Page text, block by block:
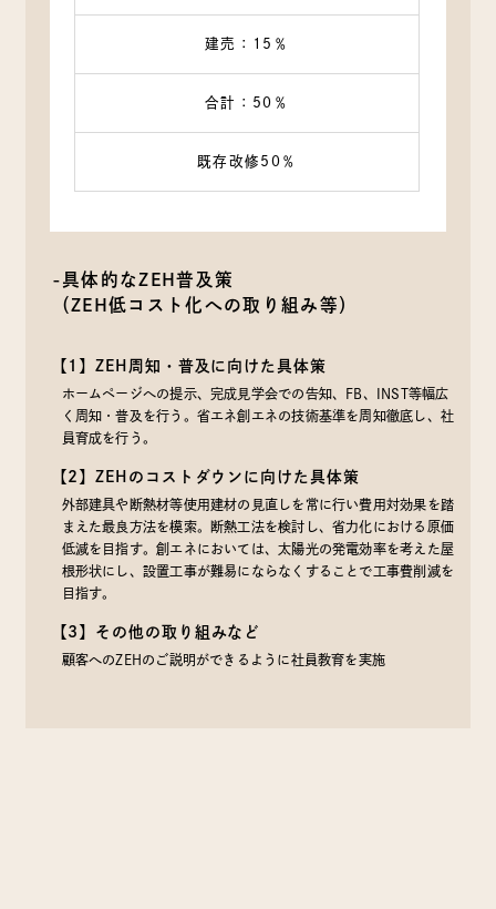
建売：15％
合計：50％
既存改修50％
-具体的なZEH普及策
（ZEH低コスト化への取り組み等）
【1】ZEH周知・普及に向けた具体策
ホームページへの提示、完成見学会での告知、FB、INST等幅広
く周知・普及を行う。省エネ創エネの技術基準を周知徹底し、社
員育成を行う。
【2】ZEHのコストダウンに向けた具体策
外部建具や断熱材等使用建材の見直しを常に行い費用対効果を踏
まえた最良方法を模索。断熱工法を検討し、省力化における原価
低減を目指す。創エネにおいては、太陽光の発電効率を考えた屋
根形状にし、設置工事が難易にならなくすることで工事費削減を
目指す。
【3】その他の取り組みなど
顧客へのZEHのご説明ができるように社員教育を実施